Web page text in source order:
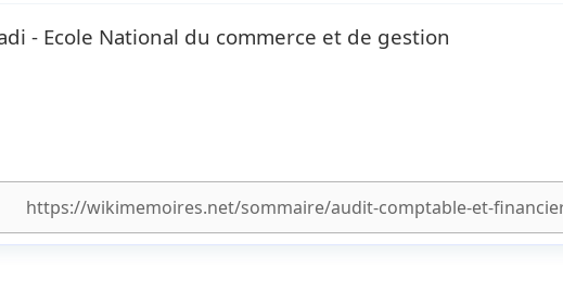
- Ecole National du commerce et de gestion